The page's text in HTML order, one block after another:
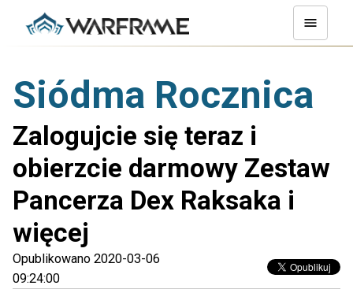
Siódma Rocznica
Zalogujcie się teraz i
obierzcie darmowy Zestaw
Pancerza Dex Raksaka i
więcej
Opublikowano 2020-03-06
09:24:00